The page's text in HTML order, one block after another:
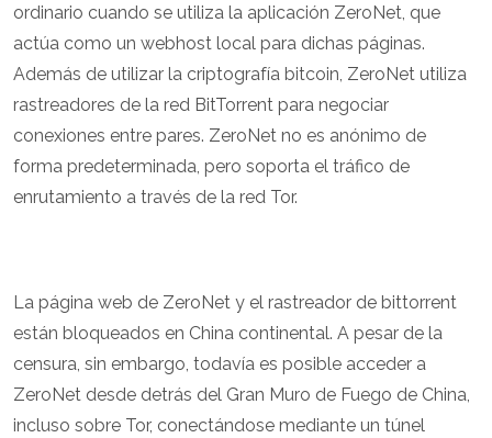
ordinario cuando se utiliza la aplicación ZeroNet, que
actúa como un webhost local para dichas páginas.
Además de utilizar la criptografía bitcoin, ZeroNet utiliza
rastreadores de la red BitTorrent para negociar
conexiones entre pares. ZeroNet no es anónimo de
forma predeterminada, pero soporta el tráfico de
enrutamiento a través de la red Tor.
La página web de ZeroNet y el rastreador de bittorrent
están bloqueados en China continental. A pesar de la
censura, sin embargo, todavía es posible acceder a
ZeroNet desde detrás del Gran Muro de Fuego de China,
incluso sobre Tor, conectándose mediante un túnel